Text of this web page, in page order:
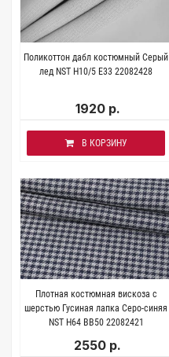
Поликоттон дабл костюмный Серый
лед NST H10/5 E33 22082428
1920 р.
В КОРЗИНУ
Плотная костюмная вискоза с
шерстью Гусиная лапка Серо-синяя
NST H64 BB50 22082421
2550 р.